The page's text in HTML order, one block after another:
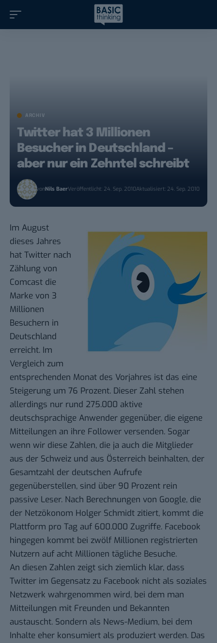
ARCHIV
Twitter hat 3 Millionen
Besucher in Deutschland –
aber nur ein Zehntel schreibt
vonNils BaerVeröffentlicht: 24. Sep. 2010Aktualisiert: 24. Sep. 2010
Im August
dieses Jahres
hat Twitter nach
Zählung von
Comcast die
Marke von 3
Millionen
Besuchern in
Deutschland
erreicht. Im
Vergleich zum
entsprechenden Monat des Vorjahres ist das eine
Steigerung um 76 Prozent. Dieser Zahl stehen
allerdings nur rund 275.000 aktive
deutschsprachige Anwender gegenüber, die eigene
Mitteilungen an ihre Follower versenden. Sogar
wenn wir diese Zahlen, die ja auch die Mitglieder
aus der Schweiz und aus Österreich beinhalten, der
Gesamtzahl der deutschen Aufrufe
gegenüberstellen, sind über 90 Prozent rein
passive Leser. Nach Berechnungen von Google, die
der Netzökonom Holger Schmidt zitiert, kommt die
Plattform pro Tag auf 600.000 Zugriffe. Facebook
hingegen kommt bei zwölf Millionen registrierten
Nutzern auf acht Millionen tägliche Besuche.
An diesen Zahlen zeigt sich ziemlich klar, dass
Twitter im Gegensatz zu Facebook nicht als soziales
Netzwerk wahrgenommen wird, bei dem man
Mitteilungen mit Freunden und Bekannten
austauscht. Sondern als News-Medium, bei dem
Inhalte eher konsumiert als produziert werden. Das